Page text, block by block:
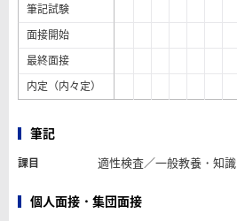
筆記試験
面接開始
最終面接
内定（内々定）
筆記
課目 適性検査／一般教養・知識
個人面接・集団面接